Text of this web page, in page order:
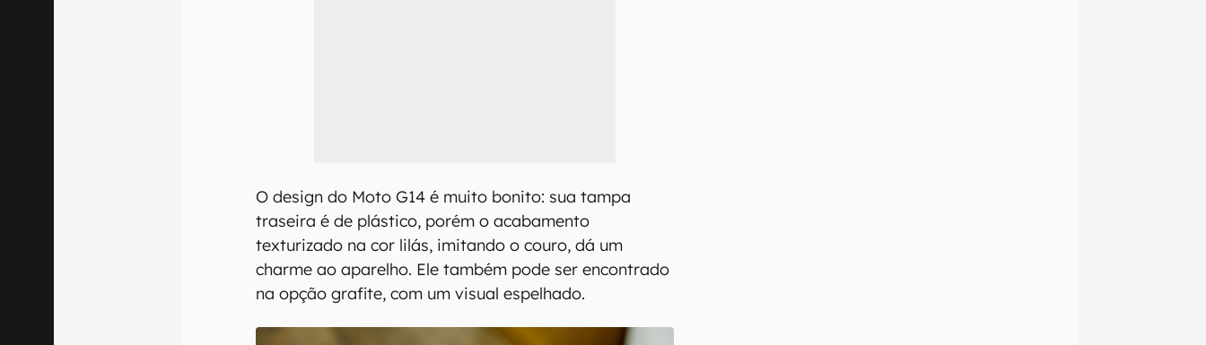
O design do Moto G14 é muito bonito: sua tampa
traseira é de plástico, porém o acabamento
texturizado na cor lilás, imitando o couro, dá um
charme ao aparelho. Ele também pode ser encontrado
na opção grafite, com um visual espelhado.